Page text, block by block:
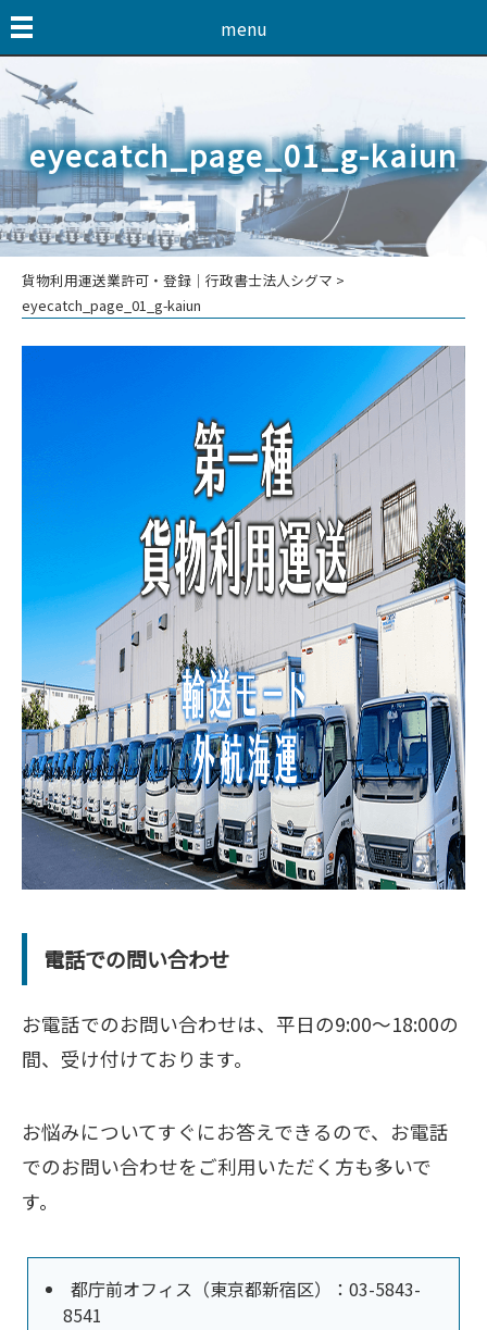
menu
eyecatch_page_01_g-kaiun
貨物利用運送業許可・登録│行政書士法人シグマ >
eyecatch_page_01_g-kaiun
電話での問い合わせ
お電話でのお問い合わせは、平日の9:00～18:00の
間、受け付けております。
お悩みについてすぐにお答えできるので、お電話
でのお問い合わせをご利用いただく方も多いで
す。
都庁前オフィス（東京都新宿区）：03-5843-
8541